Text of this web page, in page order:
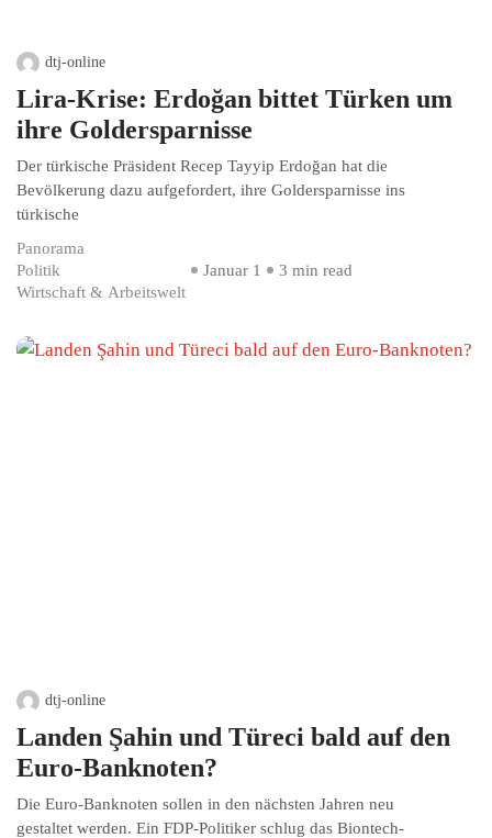
dtj-online
Lira-Krise: Erdoğan bittet Türken um
ihre Goldersparnisse
Der türkische Präsident Recep Tayyip Erdoğan hat die
Bevölkerung dazu aufgefordert, ihre Goldersparnisse ins
türkische
Panorama
Politik
Wirtschaft & Arbeitswelt
Januar 1 3 min read
dtj-online
Landen Şahin und Türeci bald auf den
Euro-Banknoten?
Die Euro-Banknoten sollen in den nächsten Jahren neu
gestaltet werden. Ein FDP-Politiker schlug das Biontech-